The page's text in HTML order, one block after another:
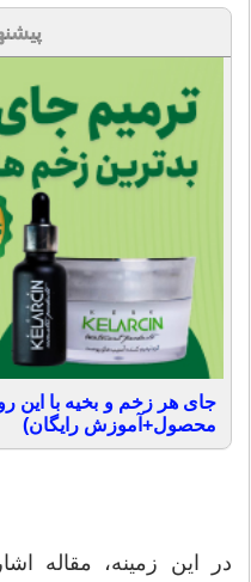
محصول+آموزش رایگان)
در این زمینه، مقاله